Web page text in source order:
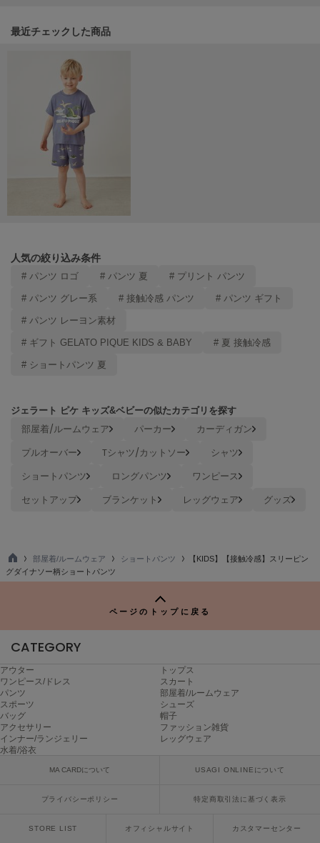
メイドオブオーガニクス
MICHU COQUETTE
ミチュ コケット
MIESROHE
ミースロエ
ミーエスミーム
MOIGE
モワージュ
MUCHA
ミュシャ
ニューバランス
ネズ
ナイキ
NOWNS
ORGUE
オルグ
ORR
オル
関連記事
最近チェックした商品
人気の絞り込み条件
# パンツ ロゴ # パンツ 夏 # プリント パンツ
# パンツ グレー系 # 接触冷感 パンツ # パンツ ギフト
# パンツ レーヨン素材
# ギフト GELATO PIQUE KIDS & BABY # 夏 接触冷感
# ショートパンツ 夏
ジェラート ピケ キッズ&ベビーの似たカテゴリを探す
部屋着/ルームウェア パーカー
カーディガン
プルオーバー
Tシャツ/カットソー
シャツ
ショートパンツ
ロングパンツ
ワンピース
セットアップ
ブランケット レッグウェア グッズ
TO
P
部屋着/ルームウェア ショートパンツ
【KIDS】【接触冷感】スリーピン
グダイナソー柄ショートパンツ
ページのトップに戻る
CATEGORY
アウター
トップス
ワンピース/ドレス
スカート
パンツ
部屋着/ルームウェア
スポーツ
シューズ
バッグ
帽子
アクセサリー
ファッション雑貨
インナー/ランジェリー
レッグウェア
水着/浴衣
MA CARDについて USAGI ONLINEについて
プライバシーポリシー 特定商取引法に基づく表示
STORE LIST オフィシャルサイト カスタマーセンター